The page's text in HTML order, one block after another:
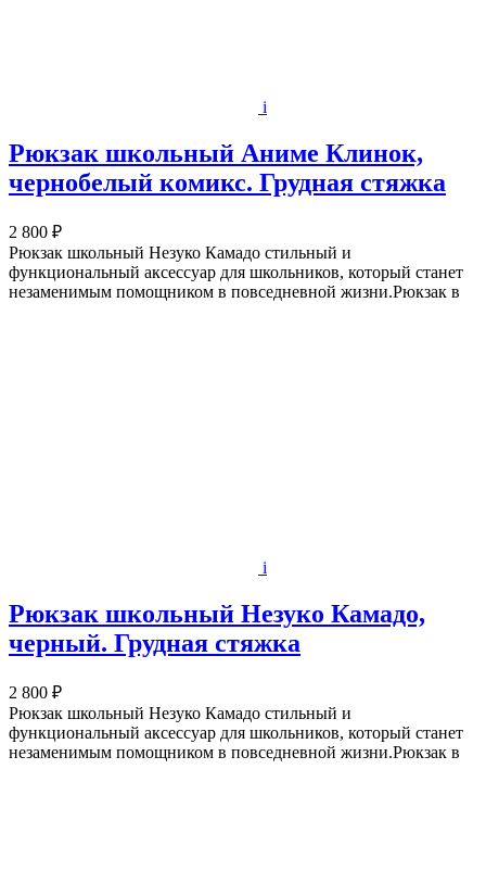
i
Рюкзак школьный Аниме Клинок,
чернобелый комикс. Грудная стяжка
2 800 ₽
Рюкзак школьный Незуко Камадо стильный и
функциональный аксессуар для школьников, который станет
незаменимым помощником в повседневной жизни.Рюкзак в
i
Рюкзак школьный Незуко Камадо,
черный. Грудная стяжка
2 800 ₽
Рюкзак школьный Незуко Камадо стильный и
функциональный аксессуар для школьников, который станет
незаменимым помощником в повседневной жизни.Рюкзак в